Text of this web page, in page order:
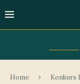
Home Konkurs